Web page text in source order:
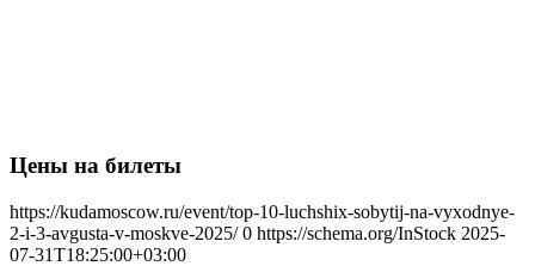
Цены на билеты
https://kudamoscow.ru/event/top-10-luchshix-sobytij-na-vyxodnye-
2-i-3-avgusta-v-moskve-2025/ 0 https://schema.org/InStock 2025-
07-31T18:25:00+03:00